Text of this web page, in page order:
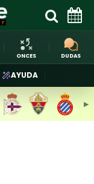
ONCES DUDAS
AYUDA
▶︎